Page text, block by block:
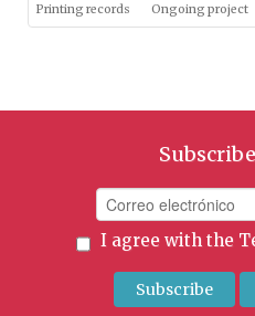
Printing records Ongoing project
I agree with the